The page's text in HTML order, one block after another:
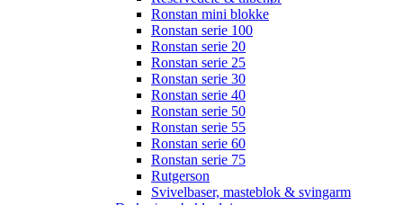
Ronstan mini blokke
Ronstan serie 100
Ronstan serie 20
Ronstan serie 25
Ronstan serie 30
Ronstan serie 40
Ronstan serie 50
Ronstan serie 55
Ronstan serie 60
Ronstan serie 75
Rutgerson
Svivelbaser, masteblok & svingarm